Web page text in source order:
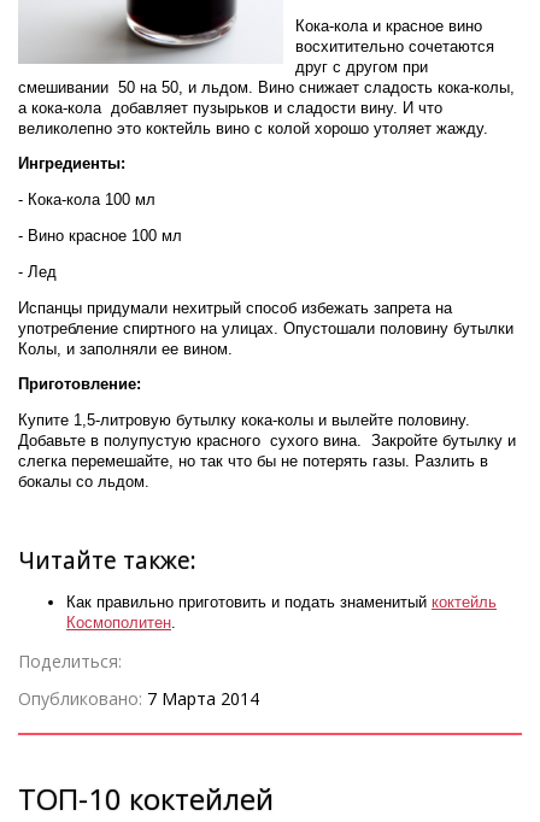
Кока-кола и красное вино
восхитительно сочетаются
друг с другом при
смешивании 50 на 50, и льдом. Вино снижает сладость кока-колы,
а кока-кола добавляет пузырьков и сладости вину. И что
великолепно это коктейль вино с колой хорошо утоляет жажду.
Ингредиенты:
- Кока-кола 100 мл
- Вино красное 100 мл
- Лед
Испанцы придумали нехитрый способ избежать запрета на
употребление спиртного на улицах. Опустошали половину бутылки
Колы, и заполняли ее вином.
Приготовление:
Купите 1,5-литровую бутылку кока-колы и вылейте половину.
Добавьте в полупустую красного сухого вина. Закройте бутылку и
слегка перемешайте, но так что бы не потерять газы. Разлить в
бокалы со льдом.
Читайте также:
Как правильно приготовить и подать знаменитый коктейль
Космополитен
Поделиться:
Опубликовано: 7 Марта 2014
ТОП-10 коктейлей